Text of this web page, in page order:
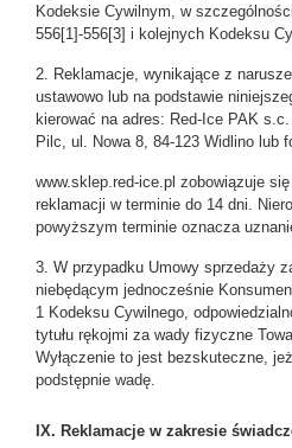
Kodeksie Cywilnym, w
556[1]-556[3] i kolejnych Kodeksu
2. Reklamacje, wynikające z
ustawowo lub na podstawie
kierować na adres: Red-Ice PAK
Pilc, ul. Nowa 8, 84-123 Widlino lub
www.sklep.red-ice.pl zobowiązuje
reklamacji w terminie do 14 dni.
powyższym terminie oznacza
3. W przypadku Umowy sprzedaży
niebędącym jednocześnie
1 Kodeksu Cywilnego,
tytułu rękojmi za wady fizyczne
Wyłączenie to jest bezskuteczne,
podstępnie wadę.
IX. Reklamacje w zakresie